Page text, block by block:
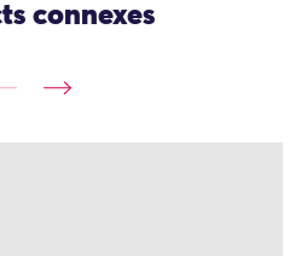
connexes